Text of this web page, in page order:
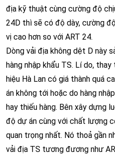
địa kỹ thuật cùng cường độ
24D thì sẽ có độ dày, cường
vị cao hơn so với ART 24.
Dòng vải địa không dệt D này
hàng nhập khẩu TS. Lí do,
hiệu Hà Lan có giá thành quá
án không tới hoặc do hàng
hay thiếu hàng. Bên xây dựng
độ dự án cùng với chất lượng
quan trọng nhất. Nó thoả gần
vải địa TS tương đương như